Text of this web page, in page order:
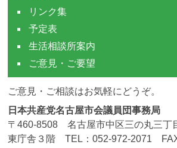
リンク集
予定表
生活相談所案内
ご意見・ご要望
ご意見・ご相談はお気軽にどうぞ。
日本共産党名古屋市会議員団事務局
〒460-8508 名古屋市中区三の丸三丁
東庁舎３階 TEL：052-972-2071 FAX